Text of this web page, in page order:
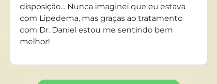
disposição… Nunca imaginei que eu estava
com Lipedema, mas graças ao tratamento
com Dr. Daniel estou me sentindo bem
melhor!